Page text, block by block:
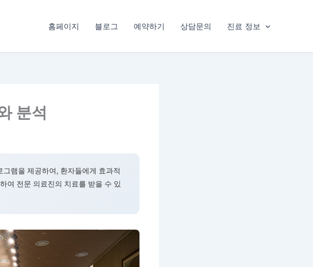
홈페이지 블로그 예약하기 상담문의 진료 정보
분석
램을 제공하여, 환자들에게 효과적
여 전문 의료진의 치료를 받을 수 있